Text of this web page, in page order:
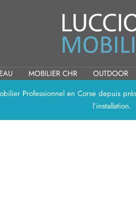
Mobilier
MOBILIER CHR OUTDOOR
Professionnel en Corse depuis
l’installation.